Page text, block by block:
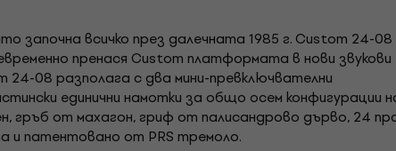
започна всичко през далечната 1985 г. Custom 24-08
пренася Custom платформата в нови звукови
08 разполага с два мини-превключвателни
единични намотки за общо осем конфигурации
гръб от махагон, гриф от палисандрово дърво, 24
и патентовано от PRS тремоло.